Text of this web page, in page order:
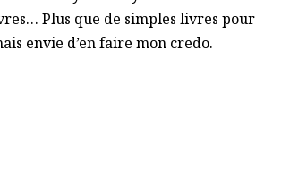
Plus que de simples livres pour
envie d’en faire mon credo.